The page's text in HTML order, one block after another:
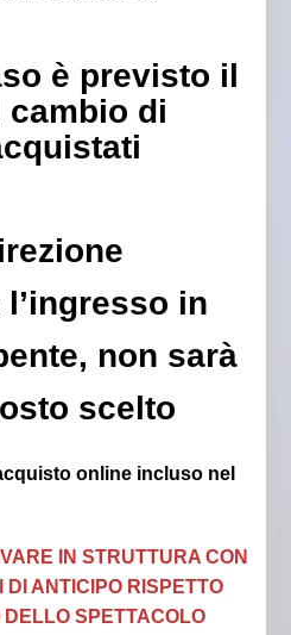
è previsto il
di
in
non sarà
scelto
online incluso nel
IN STRUTTURA CON
DI ANTICIPO RISPETTO
SPETTACOLO